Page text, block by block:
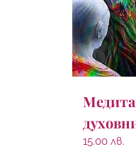
15.00 лв.